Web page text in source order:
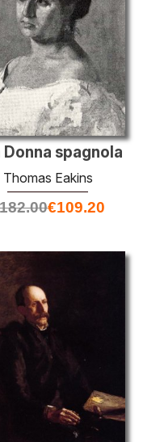
Donna spagnola
Thomas Eakins
182.00€109.20